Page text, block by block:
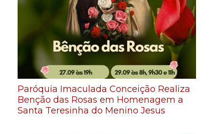
Paróquia Imaculada Conceição Realiza
Benção das Rosas em Homenagem a
Santa Teresinha do Menino Jesus